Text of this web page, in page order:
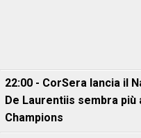
22:00 - CorSera lancia il
De Laurentiis sembra
Champions